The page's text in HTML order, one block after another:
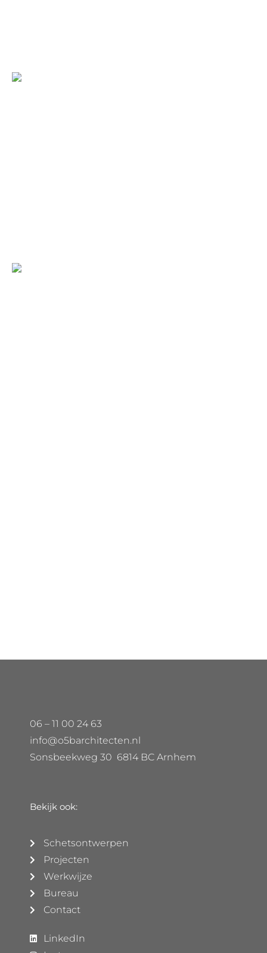
06 – 11 00 24 63
info@o5barchitecten.nl
Sonsbeekweg 30 6814 BC Arnhem
Bekijk ook:
Schetsontwerpen
Projecten
Werkwijze
Bureau
Contact
LinkedIn